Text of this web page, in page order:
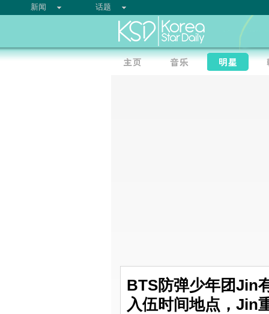
新闻 话题
BTS防弹少年团Jin
入伍时间地点，Jin